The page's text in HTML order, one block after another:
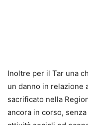
Inoltre per il Tar una
un danno in relazione
sacrificato nella
ancora in corso,